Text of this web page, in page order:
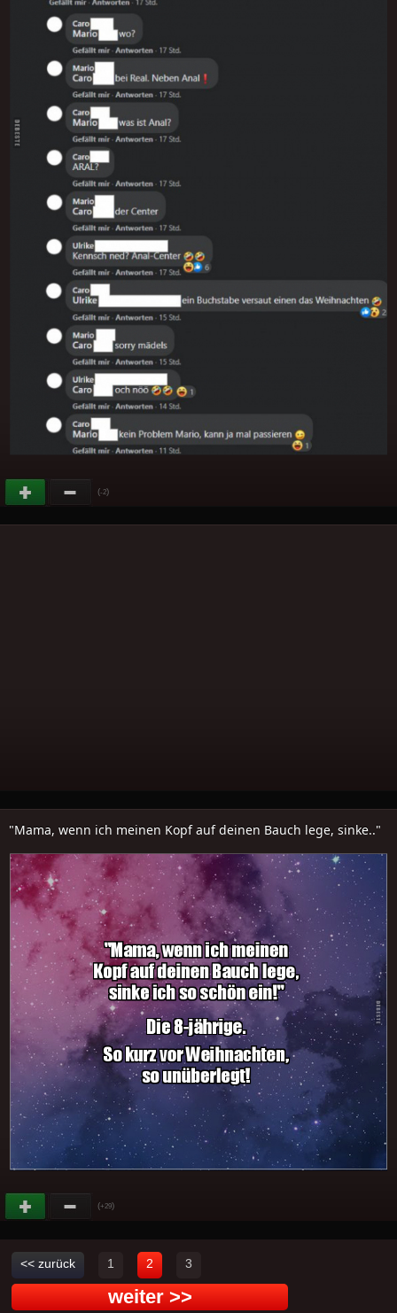
(-2)
"Mama, wenn ich meinen Kopf auf deinen Bauch lege, sinke.."
(+29)
<< zurück 1 2 3
weiter >>